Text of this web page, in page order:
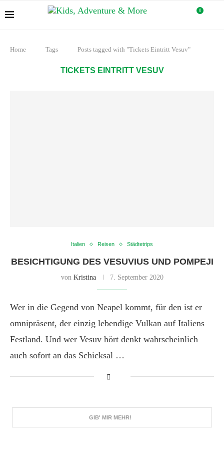
0
Home Tags Posts tagged with "Tickets Eintritt Vesuv"
TICKETS EINTRITT VESUV
Italien Reisen Städtetrips
BESICHTIGUNG DES VESUVIUS UND POMPEJI
von Kristina 7. September 2020
Wer in die Gegend von Neapel kommt, für den ist er
omnipräsent, der einzig lebendige Vulkan auf Italiens
Festland. Und wer Vesuv hört denkt wahrscheinlich
auch sofort an das Schicksal …
GIB' MIR MEHR!